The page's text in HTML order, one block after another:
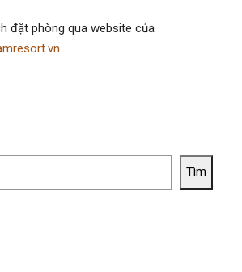
đặt phòng qua website của
Tìm